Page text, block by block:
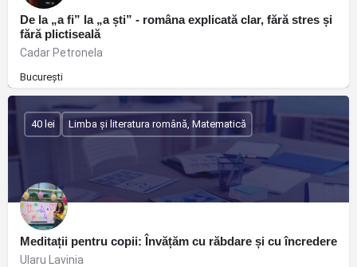
De la „a fi” la „a ști” - româna explicată clar, fără stres și
fără plictiseală
Cadar Petronela
București
Meditații pentru copii: Învățăm cu răbdare și cu încredere
Ularu Lavinia
40 lei Limba și literatura română, Matematică